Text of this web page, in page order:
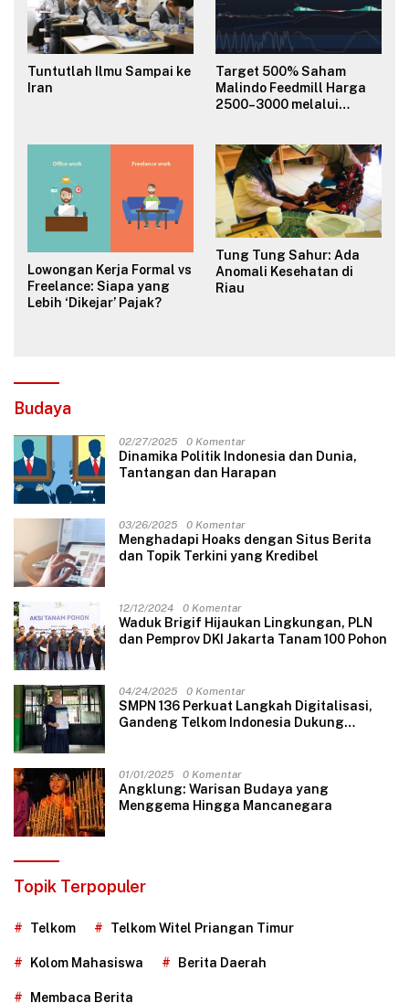
Tuntutlah Ilmu Sampai ke
Iran
Target 500% Saham
Malindo Feedmill Harga
2500–3000 melalui
Lowongan Kerja Formal vs
Freelance: Siapa yang
Lebih ‘Dikejar’ Pajak?
Tung Tung Sahur: Ada
Anomali Kesehatan di
Riau
Budaya
02/27/2025 0 Komentar
Dinamika Politik Indonesia dan Dunia,
Tantangan dan Harapan
03/26/2025 0 Komentar
Menghadapi Hoaks dengan Situs Berita
dan Topik Terkini yang Kredibel
12/12/2024 0 Komentar
Waduk Brigif Hijaukan Lingkungan, PLN
dan Pemprov DKI Jakarta Tanam 100 Pohon
04/24/2025 0 Komentar
SMPN 136 Perkuat Langkah Digitalisasi,
Gandeng Telkom Indonesia Dukung
01/01/2025 0 Komentar
Angklung: Warisan Budaya yang
Menggema Hingga Mancanegara
Topik Terpopuler
Telkom Telkom Witel Priangan Timur
Kolom Mahasiswa Berita Daerah
Membaca Berita